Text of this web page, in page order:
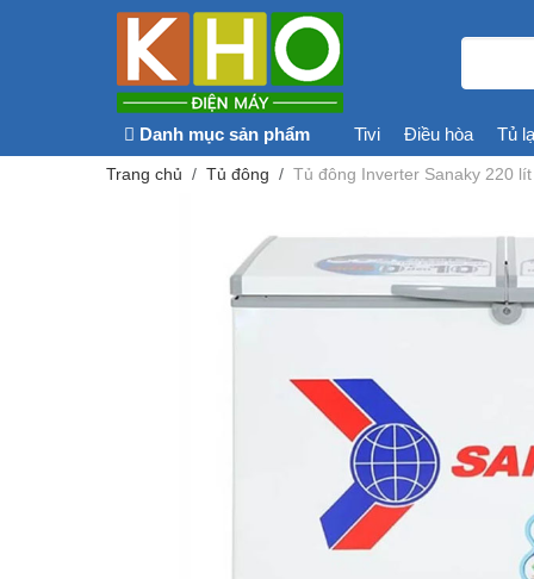
Danh mục sản phẩm Tivi Điều hòa Tủ
Trang chủ Tủ đông Tủ đông Inverter Sanaky 220